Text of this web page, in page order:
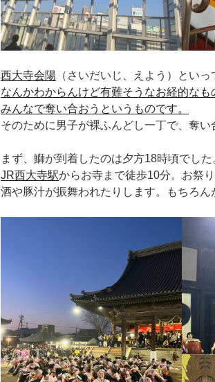
西大寺会陽 （さいだいじ、えよう）といっ
なんかわからんけど有難そうなお経的な
みんなで奪い合おうというものです。
そのために男子が裸ふんどし一丁で、奪い
まず、鰤が到着したのは夕方18時頃でした
JR西大寺駅からお寺まで徒歩10分。お祭
酒や豚汁が振舞われたりします。もちろん